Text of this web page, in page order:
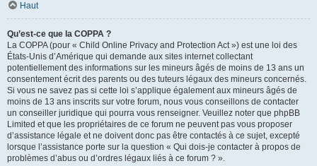
Haut
Qu’est-ce que la COPPA ?
La COPPA (pour « Child Online Privacy and Protection Act ») est une loi des
États-Unis d’Amérique qui demande aux sites internet collectant
potentiellement des informations sur les mineurs âgés de moins de 13 ans un
consentement écrit des parents ou des tuteurs légaux des mineurs concernés.
Si vous ne savez pas si cette loi s’applique également aux mineurs âgés de
moins de 13 ans inscrits sur votre forum, nous vous conseillons de contacter
un conseiller juridique qui pourra vous renseigner. Veuillez noter que phpBB
Limited et que les propriétaires de ce forum ne peuvent pas vous proposer
d’assistance légale et ne doivent donc pas être contactés à ce sujet, excepté
lorsque l’assistance porte sur la question « Qui dois-je contacter à propos de
problèmes d’abus ou d’ordres légaux liés à ce forum ? ».